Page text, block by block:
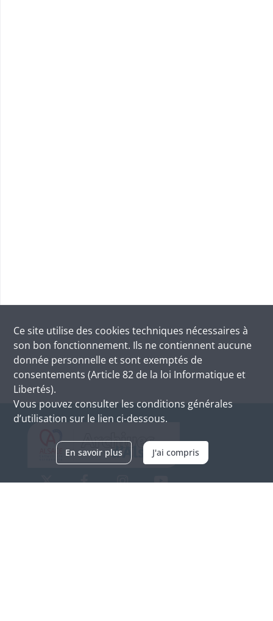
Ce site utilise des cookies techniques nécessaires à
son bon fonctionnement. Ils ne contiennent aucune
donnée personnelle et sont exemptés de
consentements (Article 82 de la loi Informatique et
Libertés).
Vous pouvez consulter les conditions générales
d’utilisation sur le lien ci-dessous.
En savoir plus J'ai compris